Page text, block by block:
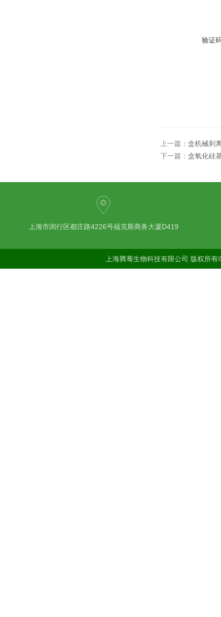
验证
上一篇： 盒机械剥
下一篇： 盒氧化硅
上海市闵行区都庄路4226号福克斯商务大厦D419
上海腾骞生物科技有限公司 版权所